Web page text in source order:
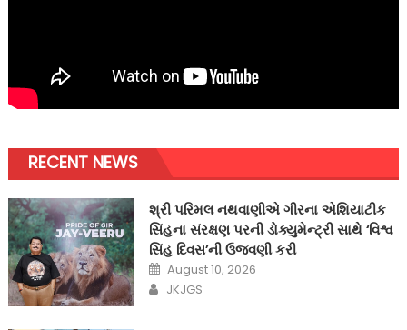
RECENT NEWS
શ્રી પરિમલ નથવાણીએ ગીરના એશિયાટીક
સિંહના સંરક્ષણ પરની ડોક્યુમેન્ટ્રી સાથે ‘વિશ્વ
સિંહ દિવસ’ની ઉજવણી કરી
Posted
on
August 10, 2026
Author
JKJGS